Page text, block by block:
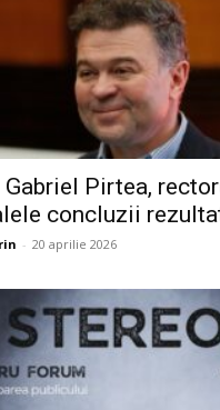
Pirtea,
concluzii
- 20 aprilie 2026